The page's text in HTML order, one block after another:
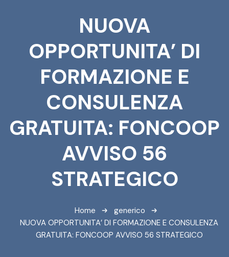
NUOVA
OPPORTUNITA’ DI
FORMAZIONE E
CONSULENZA
GRATUITA: FONCOOP
AVVISO 56
STRATEGICO
Home
generico
NUOVA OPPORTUNITA’ DI FORMAZIONE E CONSULENZA
GRATUITA: FONCOOP AVVISO 56 STRATEGICO